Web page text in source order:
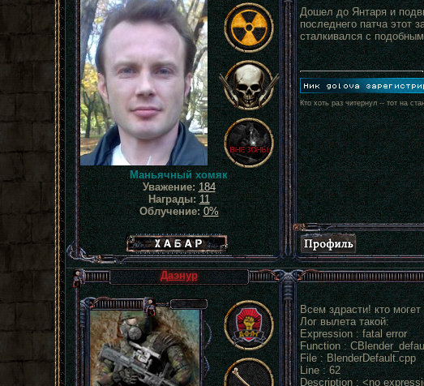
Дошел до Янтаря и
последнего патча этот
сталкивался с
Кто хоть раз читернул -- тот на
Маньячный хомяк
Уважение:184
Награды:11
Облучение:0%
Хабар сталкера
Всем здрасти! кто
Лог вылета такой:
Expression : fatal error
Function :
File : BlenderDefault.cpp
Line : 62
Description : <no
Даэнур